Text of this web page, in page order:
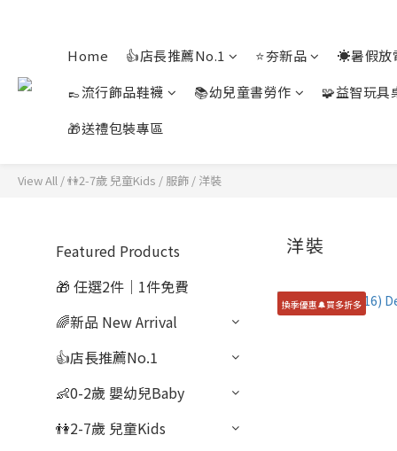
Home 👍店長推薦No.1 ⭐夯新品 ☀️暑假放
👞流行飾品鞋襪
📚幼兒童書勞作 🧩益智玩具
🎁送禮包裝專區
View All /👫2-7歲 兒童Kids / 服飾 / 洋裝
Featured Products
🎁 任選2件｜1件免費
🌈新品 New Arrival
👍店長推薦No.1
👶0-2歲 嬰幼兒Baby
👫2-7歲 兒童Kids
洋裝
換季優惠🔔買多折多